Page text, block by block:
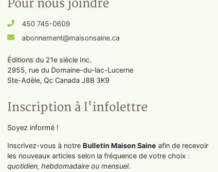
Pour nous joindre
450 745-0609
abonnement@maisonsaine.ca
Éditions du 21e siècle Inc.
2955, rue du Domaine-du-lac-Lucerne
Ste-Adèle, Qc Canada J8B 3K9
Inscription à l'infolettre
Soyez informé !
Inscrivez-vous à notre Bulletin Maison Saine afin de recevoir
les nouveaux articles selon la fréquence de votre choix :
quotidien, hebdomadaire ou mensuel.